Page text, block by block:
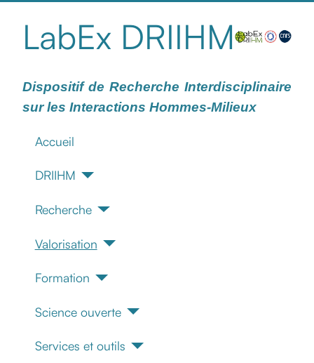
LabEx DRIIHM
Dispositif de Recherche Interdisciplinaire
sur les Interactions Hommes-Milieux
Accueil
DRIIHM
Recherche
Valorisation
Formation
Science ouverte
Services et outils